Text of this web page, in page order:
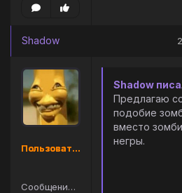
Shadow
Пользователь
Сообщений: 36
Shadow
Предлагаю
подобие
вместо
негры.